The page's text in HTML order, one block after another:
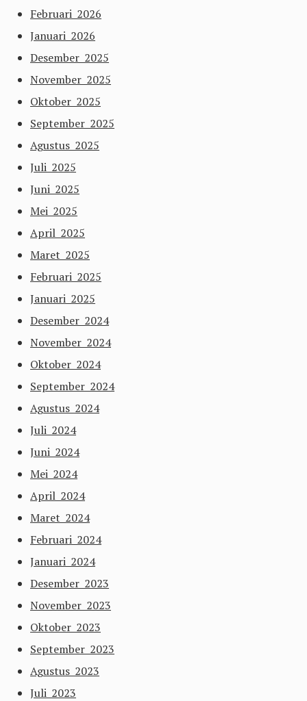
Februari 2026
Januari 2026
Desember 2025
November 2025
Oktober 2025
September 2025
Agustus 2025
Juli 2025
Juni 2025
Mei 2025
April 2025
Maret 2025
Februari 2025
Januari 2025
Desember 2024
November 2024
Oktober 2024
September 2024
Agustus 2024
Juli 2024
Juni 2024
Mei 2024
April 2024
Maret 2024
Februari 2024
Januari 2024
Desember 2023
November 2023
Oktober 2023
September 2023
Agustus 2023
Juli 2023